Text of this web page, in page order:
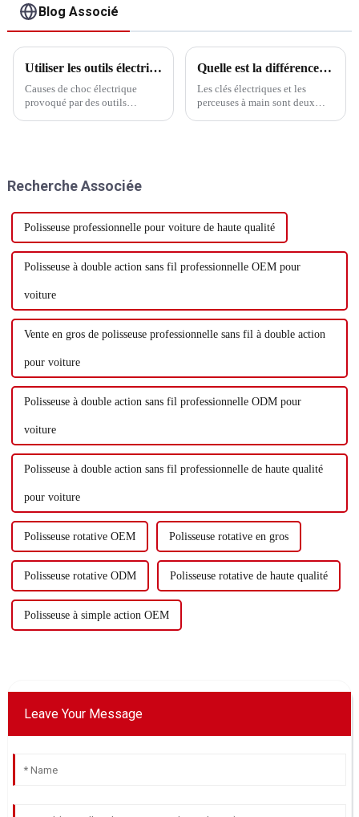
Blog Associé
Utiliser les outils électriques en toute sécurité
Causes de choc électrique
provoqué par des outils
faciles à fuir3) Changements
Quelle est la différence entre une clé électrique et une perceuse à main ?
Les clés électriques et les
perceuses à main sont deux
Recherche Associée
Polisseuse professionnelle pour voiture de haute qualité
Polisseuse à double action sans fil professionnelle OEM pour
voiture
Vente en gros de polisseuse professionnelle sans fil à double action
pour voiture
Polisseuse à double action sans fil professionnelle ODM pour
voiture
Polisseuse à double action sans fil professionnelle de haute qualité
pour voiture
Polisseuse rotative OEM Polisseuse rotative en gros
Polisseuse rotative ODM Polisseuse rotative de haute qualité
Polisseuse à simple action OEM
Leave Your Message